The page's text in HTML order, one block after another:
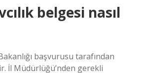
belgesi nasıl
başvurusu tarafından
İl Müdürlüğü’nden gerekli